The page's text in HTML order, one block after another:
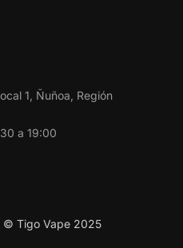
1, Ñuñoa, Región
a 19:00
© Tigo Vape 2025